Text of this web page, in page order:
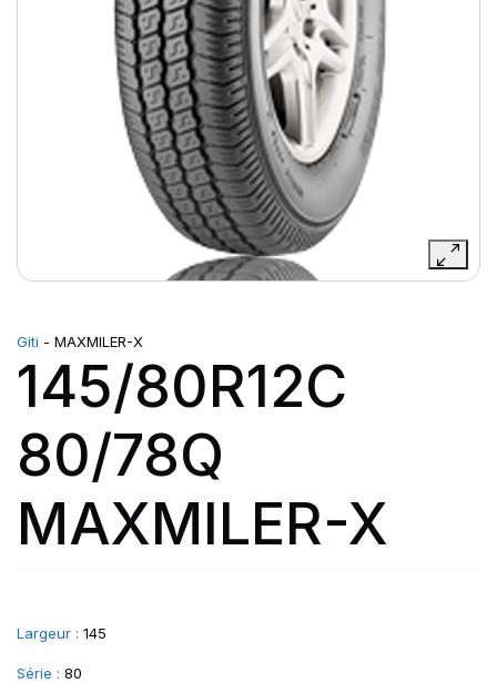
Giti - MAXMILER-X
145/80R12C
80/78Q
MAXMILER-X
Largeur : 145
Série : 80